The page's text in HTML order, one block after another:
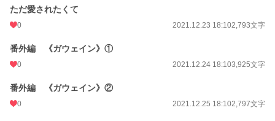
ただ愛されたくて
0 2021.12.23 18:102,793文字
番外編 《ガウェイン》①
0 2021.12.24 18:103,925文字
番外編 《ガウェイン》②
0 2021.12.25 18:102,797文字